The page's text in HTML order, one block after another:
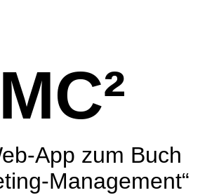
MC²
App zum Buch
Management“